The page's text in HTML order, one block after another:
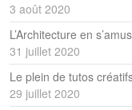
3 août 2020
L’Architecture en
31 juillet 2020
Le plein de tutos
29 juillet 2020